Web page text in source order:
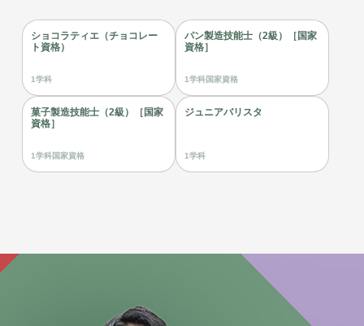
ショコラティエ（チョコレー
ト資格）
1学科
パン製造技能士（2級）［国家
資格］
1学科国家資格
菓子製造技能士（2級）［国家
資格］
1学科国家資格
ジュニアバリスタ
1学科